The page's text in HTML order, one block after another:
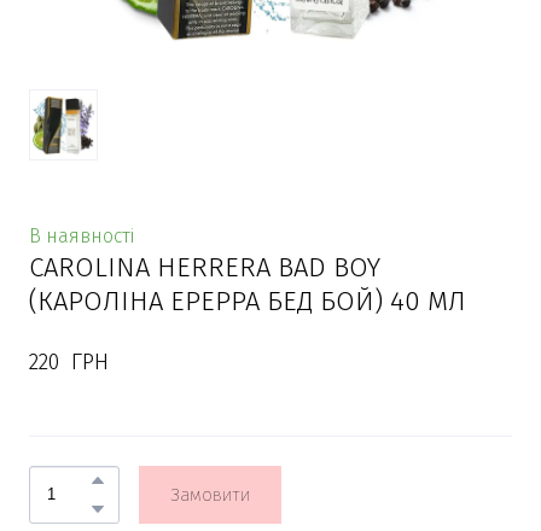
В наявності
CAROLINA HERRERA BAD BOY
(КАРОЛІНА ЕРЕРРА БЕД БОЙ) 40 МЛ
220  ГРН
Замовити